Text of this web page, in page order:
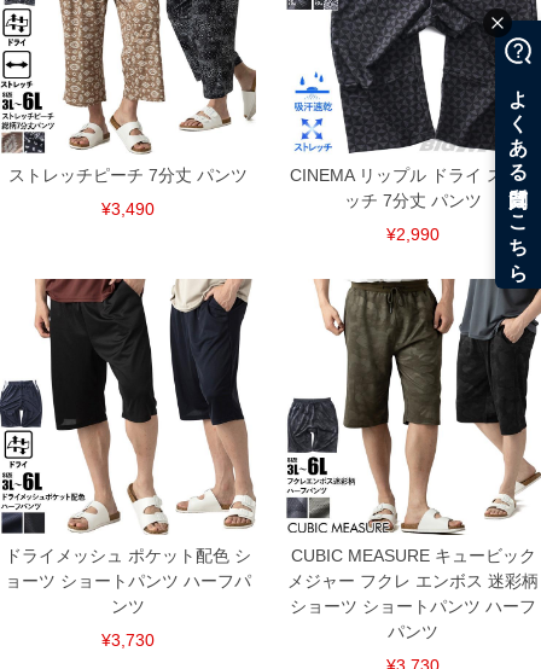
ストレッチピーチ 7分丈 パンツ
¥3,490
CINEMA リップル ドライ ストレ
ッチ 7分丈 パンツ
¥2,990
ドライメッシュ ポケット配色 シ
ョーツ ショートパンツ ハーフパ
ンツ
¥3,730
CUBIC MEASURE キュービック
メジャー フクレ エンボス 迷彩柄
ショーツ ショートパンツ ハーフ
パンツ